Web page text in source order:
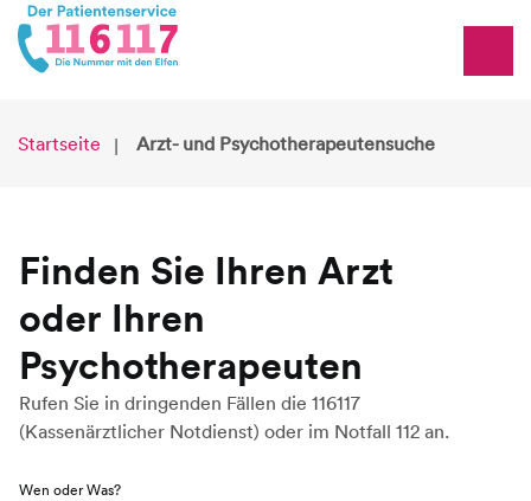
Startseite Arzt- und Psychotherapeutensuche
Finden Sie Ihren Arzt
oder Ihren
Psychotherapeuten
Rufen Sie in dringenden Fällen die 116117
(Kassenärztlicher Notdienst) oder im Notfall 112 an.
Wen oder Was?